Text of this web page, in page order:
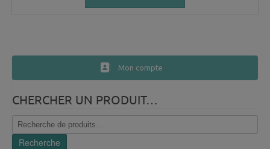
Mon compte
CHERCHER UN PRODUIT…
Recherche
pour :
Recherche